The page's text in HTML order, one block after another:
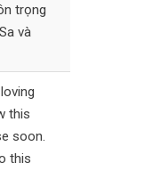
trọng
và
this
soon.
this